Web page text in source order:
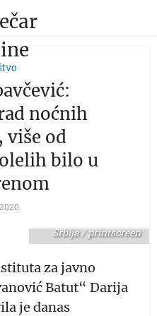
noćnih
više od
bilo u
Srbija / printscreen
za javno
Batut“ Darija
je danas